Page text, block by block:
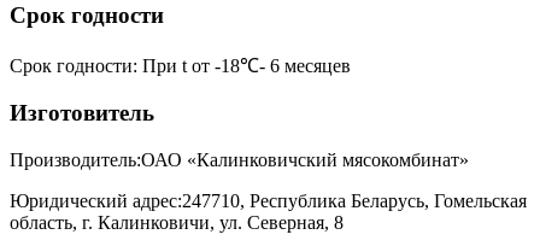
Срок годности
Срок годности: При t от -18℃- 6 месяцев
Изготовитель
Производитель:ОАО «Калинковичский мясокомбинат»
Юридический адрес:247710, Республика Беларусь, Гомельская
область, г. Калинковичи, ул. Северная, 8